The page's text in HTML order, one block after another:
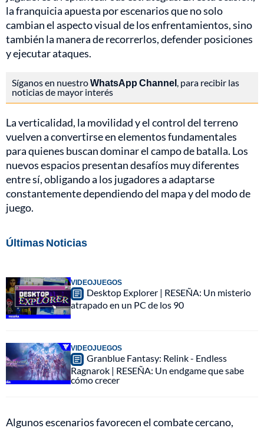
la franquicia apuesta por escenarios que no solo
cambian el aspecto visual de los enfrentamientos, sino
también la manera de recorrerlos, defender posiciones
y ejecutar ataques.
Síganos en nuestroWhatsApp Channel, para recibir las
noticias de mayor interés
La verticalidad, la movilidad y el control del terreno
vuelven a convertirse en elementos fundamentales
para quienes buscan dominar el campo de batalla. Los
nuevos espacios presentan desafíos muy diferentes
entre sí, obligando a los jugadores a adaptarse
constantemente dependiendo del mapa y del modo de
juego.
Últimas Noticias
VIDEOJUEGOS
Desktop Explorer | RESEÑA: Un misterio
atrapado en un PC de los 90
VIDEOJUEGOS
Granblue Fantasy: Relink - Endless
Ragnarok | RESEÑA: Un endgame que sabe
cómo crecer
Algunos escenarios favorecen el combate cercano,